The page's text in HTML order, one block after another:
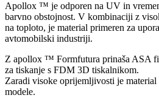
Apollox ™ je odporen na UV in
barvno obstojnost. V kombinaciji z
na toploto, je material primeren za
avtomobilski industriji.
Z apollox ™ Formfutura prinaša ASA
za tiskanje s FDM 3D tiskalnikom.
Zaradi visoke oprijemljivosti je
modele.